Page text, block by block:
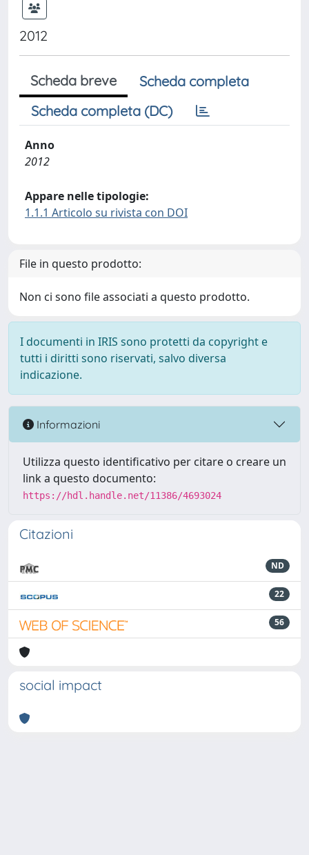
2012
Scheda breve
Scheda completa
Scheda completa (DC)
Anno
2012
Appare nelle tipologie:
1.1.1 Articolo su rivista con DOI
File in questo prodotto:
Non ci sono file associati a questo prodotto.
I documenti in IRIS sono protetti da copyright e
tutti i diritti sono riservati, salvo diversa
indicazione.
Informazioni
Utilizza questo identificativo per citare o creare un
link a questo documento:
https://hdl.handle.net/11386/4693024
Citazioni
ND
22
56
social impact